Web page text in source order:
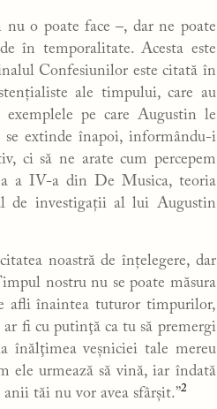
o poate face –, dar ne poate
în temporalitate. Acesta este
Confesiunilor este citată în
ale timpului, care au
pe care Augustin le
se extinde înapoi, informându-i
ci să ne arate cum percepem
a IV-a din De Musica, teoria
de investigații al lui Augustin
noastră de înțelegere, dar
nostru nu se poate măsura
afli înaintea tuturor timpurilor,
fi cu putinţă ca tu să premergi
înălţimea veşniciei tale mereu
ele urmează să vină, iar îndată
tăi nu vor avea sfârşit.”2